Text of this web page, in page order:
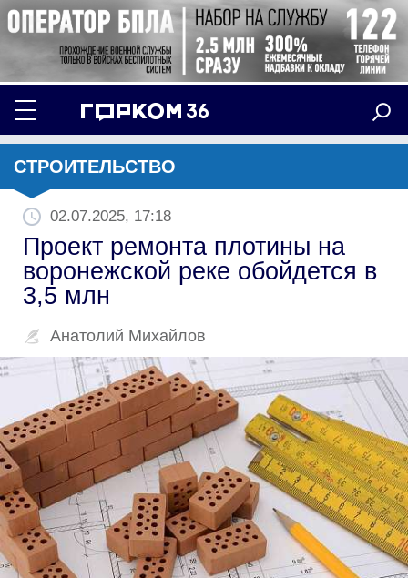
СТРОИТЕЛЬСТВО
02.07.2025, 17:18
Проект ремонта плотины на
воронежской реке обойдется в
3,5 млн
Анатолий Михайлов